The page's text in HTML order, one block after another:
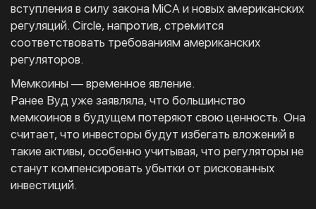
вступления в силу закона MiCA и новых американских
регуляций. Circle, напротив, стремится
соответствовать требованиям американских
регуляторов.
Мемкоины — временное явление.
Ранее Вуд уже заявляла, что большинство
мемкоинов в будущем потеряют свою ценность. Она
считает, что инвесторы будут избегать вложений в
такие активы, особенно учитывая, что регуляторы не
станут компенсировать убытки от рискованных
инвестиций.